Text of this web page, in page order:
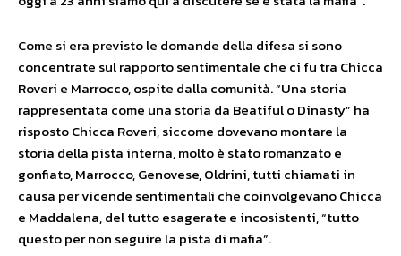
Come si era previsto le domande della difesa si sono
concentrate sul rapporto sentimentale che ci fu tra Chicca
Roveri e Marrocco, ospite dalla comunità. “Una storia
rappresentata come una storia da Beatiful o Dinasty” ha
risposto Chicca Roveri, siccome dovevano montare la
storia della pista interna, molto è stato romanzato e
gonfiato, Marrocco, Genovese, Oldrini, tutti chiamati in
causa per vicende sentimentali che coinvolgevano Chicca
e Maddalena, del tutto esagerate e incosistenti, “tutto
questo per non seguire la pista di mafia”.